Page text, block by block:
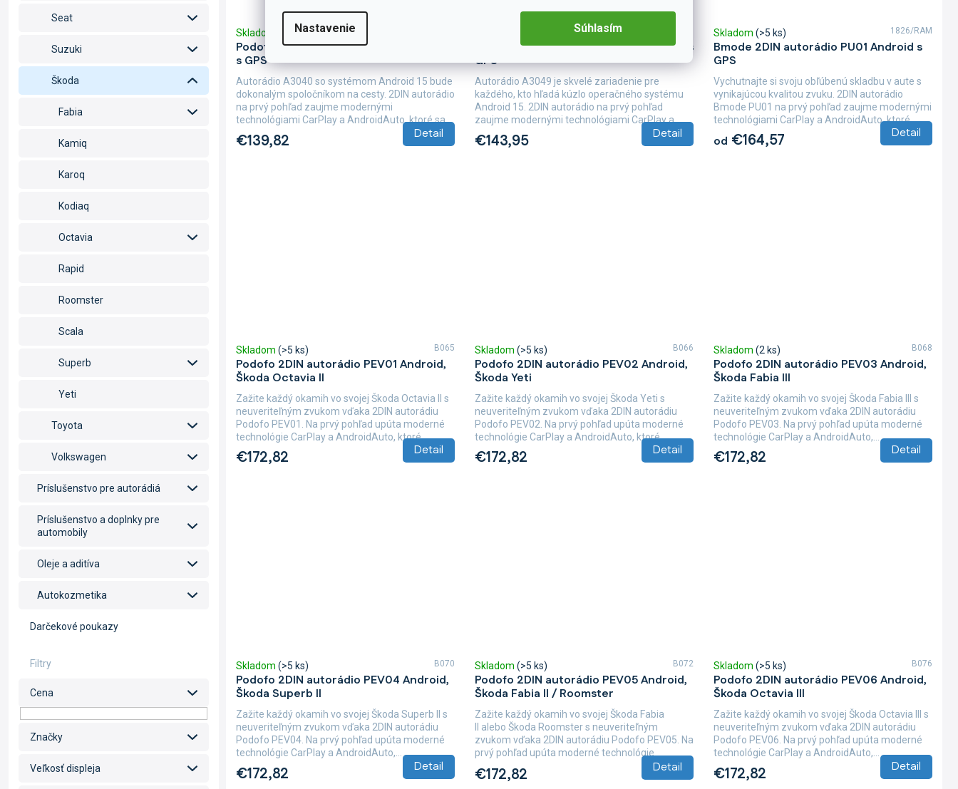
Nastavenie Súhlasím
Seat
Suzuki
Škoda
Fabia
Kamiq
Karoq
Kodiaq
Octavia
Rapid
Roomster
Scala
Superb
Yeti
Toyota
Volkswagen
Príslušenstvo pre autorádiá
Príslušenstvo a doplnky pre
automobily
Oleje a aditíva
Autokozmetika
Darčekové poukazy
Cena
Značky
Veľkosť displeja
Podofo 2DIN autorádio A3040 Android
s GPS
Skladom (>5 ks)
€139,82 Detail
Autorádio A3040 so systémom Android 15 bude
dokonalým spoločníkom na cesty. 2DIN autorádio
na prvý pohľad zaujme modernými
technológiami CarPlay a AndroidAuto, ktoré sa...
Podofo 2DIN autorádio A3049 Android s
GPS
€143,95 Detail
Autorádio A3049 je skvelé zariadenie pre
každého, kto hľadá kúzlo operačného systému
Android 15. 2DIN autorádio na prvý pohľad
zaujme modernými technológiami CarPlay a...
Bmode 2DIN autorádio PU01 Android s
GPS
Skladom (>5 ks)
od €164,57 Detail
Vychutnajte si svoju obľúbenú skladbu v aute s
vynikajúcou kvalitou zvuku. 2DIN autorádio
Bmode PU01 na prvý pohľad zaujme modernými
technológiami CarPlay a AndroidAuto, ktoré...
1826/RAM
Podofo 2DIN autorádio PEV01 Android,
Škoda Octavia II
Skladom (>5 ks)
€172,82 Detail
Zažite každý okamih vo svojej Škoda Octavia II s
neuveriteľným zvukom vďaka 2DIN autorádiu
Podofo PEV01. Na prvý pohľad upúta moderné
technológie CarPlay a AndroidAuto, ktoré...
B065
Podofo 2DIN autorádio PEV02 Android,
Škoda Yeti
Skladom (>5 ks)
€172,82 Detail
Zažite každý okamih vo svojej Škoda Yeti s
neuveriteľným zvukom vďaka 2DIN autorádiu
Podofo PEV02. Na prvý pohľad upúta moderné
technológie CarPlay a AndroidAuto, ktoré...
B066
Podofo 2DIN autorádio PEV03 Android,
Škoda Fabia III
Skladom (2 ks)
€172,82 Detail
Zažite každý okamih vo svojej Škoda Fabia III s
neuveriteľným zvukom vďaka 2DIN autorádiu
Podofo PEV03. Na prvý pohľad upúta moderné
technológie CarPlay a AndroidAuto,...
B068
Podofo 2DIN autorádio PEV04 Android,
Škoda Superb II
Skladom (>5 ks)
€172,82 Detail
Zažite každý okamih vo svojej Škoda Superb II s
neuveriteľným zvukom vďaka 2DIN autorádiu
Podofo PEV04. Na prvý pohľad upúta moderné
technológie CarPlay a AndroidAuto,...
B070
Podofo 2DIN autorádio PEV05 Android,
Škoda Fabia II / Roomster
Skladom (>5 ks)
€172,82 Detail
Zažite každý okamih vo svojej Škoda Fabia
II alebo Škoda Roomster s neuveriteľným
zvukom vďaka 2DIN autorádiu Podofo PEV05. Na
prvý pohľad upúta moderné technológie
B072
Podofo 2DIN autorádio PEV06 Android,
Škoda Octavia III
Skladom (>5 ks)
€172,82 Detail
Zažite každý okamih vo svojej Škoda Octavia III s
neuveriteľným zvukom vďaka 2DIN autorádiu
Podofo PEV06. Na prvý pohľad upúta moderné
technológie CarPlay a AndroidAuto,...
B076